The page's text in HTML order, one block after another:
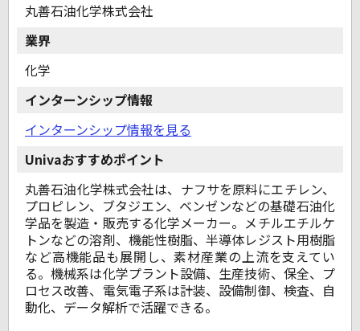
丸善石油化学株式会社
業界
化学
インターンシップ情報
インターンシップ情報を見る
Univaおすすめポイント
丸善石油化学株式会社は、ナフサを原料にエチレン、
プロピレン、ブタジエン、ベンゼンなどの基礎石油化
学品を製造・販売する化学メーカー。メチルエチルケ
トンなどの溶剤、機能性樹脂、半導体レジスト用樹脂
など高機能品も展開し、素材産業の上流を支えてい
る。機械系は化学プラント設備、生産技術、保全、プ
ロセス改善、電気電子系は計装、設備制御、検査、自
動化、データ解析で活躍できる。